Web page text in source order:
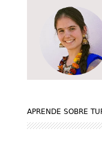
APRENDE SOBRE